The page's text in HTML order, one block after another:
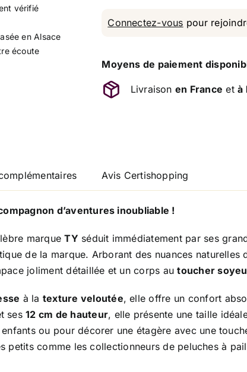
vérifié
en Alsace
écoute
Connectez-vous pour
Moyens de paiement
Livraison en France età
Avis Certishopping
d’aventures inoubliable !
marqueTY séduit immédiatement par ses
de la marque. Arborant des nuances naturelles
joliment détaillée et un corps autoucher
à la texture veloutée, elle offre un confort
ses12 cm de hauteur, elle présente une taille
ou pour décorer une étagère avec une
petits comme les collectionneurs de peluches à